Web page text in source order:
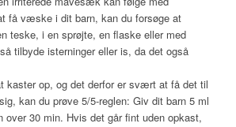
få væske i dit barn, kan du forsøge at
teske, i en sprøjte, en flaske eller med
tilbyde isterninger eller is, da det også
kaster op, og det derfor er svært at få det til
kan du prøve 5/5-reglen: Giv dit barn 5 ml
30 min. Hvis det går fint uden opkast,